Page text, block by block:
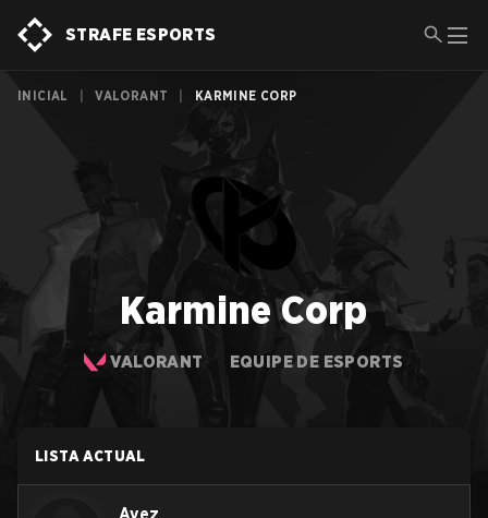
STRAFE ESPORTS
INICIAL VALORANT KARMINE CORP
Karmine Corp
VALORANT EQUIPE DE ESPORTS
LISTA ACTUAL